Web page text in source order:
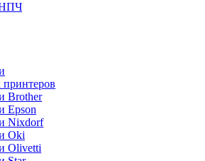
Brother
Epson
Nixdorf
Oki
Olivetti